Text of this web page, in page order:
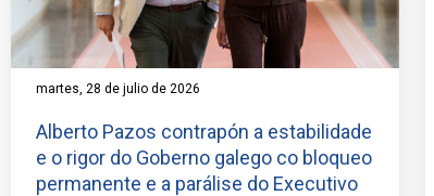
martes, 28 de julio de 2026
Alberto Pazos contrapón a estabilidade
e o rigor do Goberno galego co bloqueo
permanente e a parálise do Executivo